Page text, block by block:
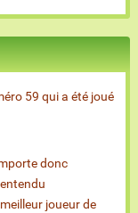
59 qui a été joué
donc
joueur de